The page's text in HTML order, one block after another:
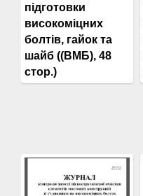
підготовки
високоміцних
болтів, гайок та
шайб ((ВМБ), 48
стор.)